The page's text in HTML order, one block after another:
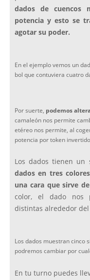
dados de cuencos
potencia y esto se
agotar su poder.
En el ejemplo vemos un
bol que contuviera cuatro
Por suerte, podemos
camaleón nos permite
etéreo nos permite, al
potencia por token
Los dados tienen un
dados en tres
una cara que sirve
color, el dado nos
distintas alrededor
Los dados muestran cinco
podremos cambiar por
En tu turno puedes